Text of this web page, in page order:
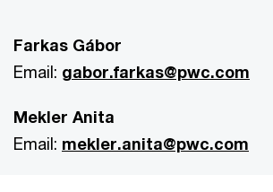
Farkas Gábor
Email: gabor.farkas@pwc.com
Mekler Anita
Email: mekler.anita@pwc.com